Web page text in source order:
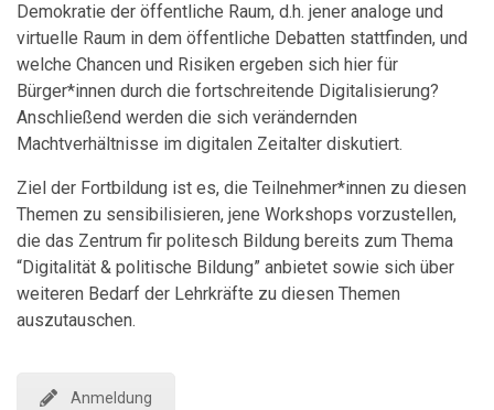
Demokratie der öffentliche Raum, d.h. jener analoge und
virtuelle Raum in dem öffentliche Debatten stattfinden, und
welche Chancen und Risiken ergeben sich hier für
Bürger*innen durch die fortschreitende Digitalisierung?
Anschließend werden die sich verändernden
Machtverhältnisse im digitalen Zeitalter diskutiert.
Ziel der Fortbildung ist es, die Teilnehmer*innen zu diesen
Themen zu sensibilisieren, jene Workshops vorzustellen,
die das Zentrum fir politesch Bildung bereits zum Thema
“Digitalität & politische Bildung” anbietet sowie sich über
weiteren Bedarf der Lehrkräfte zu diesen Themen
auszutauschen.
Anmeldung